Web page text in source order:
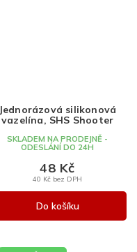
Jednorázová silikonová
vazelína, SHS Shooter
SKLADEM NA PRODEJNĚ -
ODESLÁNÍ DO 24H
40 Kč bez DPH
48 Kč
Do košíku